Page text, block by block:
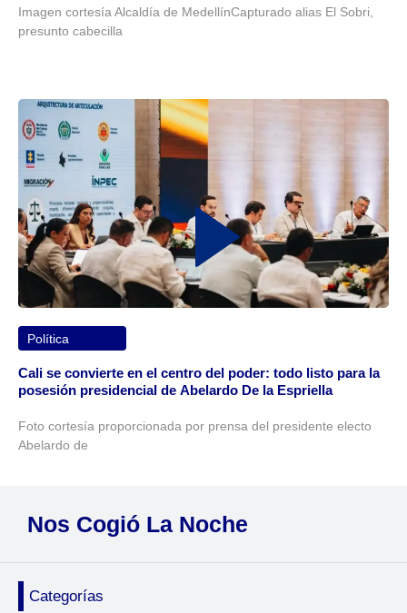
Imagen cortesía Alcaldía de MedellínCapturado alias El Sobri,
presunto cabecilla
Política
Cali se convierte en el centro del poder: todo listo para la
posesión presidencial de Abelardo De la Espriella
Foto cortesía proporcionada por prensa del presidente electo
Abelardo de
Nos Cogió La Noche
Categorías